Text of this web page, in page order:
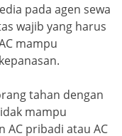
pada agen sewa
wajib yang harus
mampu
tahan dengan
mampu
AC pribadi atau AC